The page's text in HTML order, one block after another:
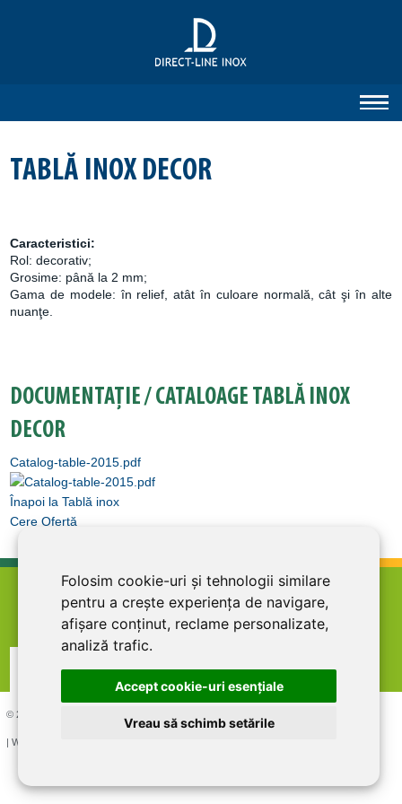
Folosim cookie-uri și tehnologii similare
pentru a crește experiența de navigare,
afișare conținut, reclame personalizate,
analiză trafic.
Accept cookie-uri esenţiale
Vreau să schimb setările
TABLĂ INOX DECOR
Caracteristici:
Rol: decorativ;
Grosime: până la 2 mm;
Gama de modele: în relief, atât în culoare normală, cât şi în alte
nuanţe.
DOCUMENTAȚIE / CATALOAGE TABLĂ INOX
DECOR
Catalog-table-2015.pdf
Înapoi la Tablă inox
Cere Ofertă
termeni şi condiţii abonare la newsletter
politica de confidentialitate contact
© 2026 DIRECT LINE INOX IMPEX SRL, RO7727821, J12/1817/1995
| Website creat si optimizat de